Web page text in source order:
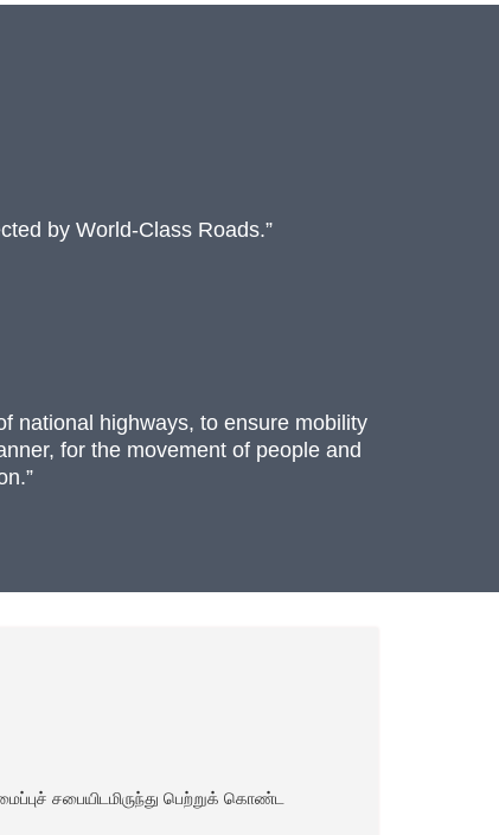
by World-Class Roads.”
national highways, to ensure mobility
for the movement of people and
சபையிடமிருந்து பெற்றுக் கொண்ட